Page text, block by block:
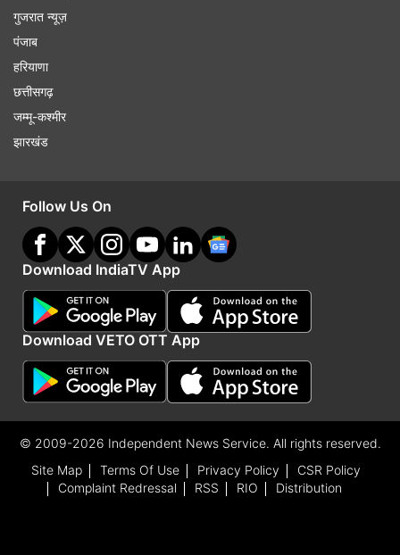
ईरान की तरफ से इजरायल पर भयंकर बमबारी की जा रही
है। इस बीच ईरान ने इजरायल के नागरिकों को धमकी दी है।
ईरान ने कहा अगर जान बचानी है तो वो जल्द से जल्द कब्जे
वाली जमीन छोड़ दें।
इजरायली हमलों से दहली ईरान की राजधानी
वहीं, ईरान पर इजरायल भी ताबड़तोड़ स्ट्राइक कर रहा है।
ईरान की राजधानी इजरायली हमलों से दहल गई है। इजरायल
ने तेहरान की कई लोकेशन पर अटैक किया है। उसके
मिलिट्री बेस और मंत्रालयों की बिल्डिंग को निशाना बनाया
है।
गुजरात न्यूज़
पंजाब
हरियाणा
छत्तीसगढ़
जम्मू-कश्मीर
झारखंड
Follow Us On
Download IndiaTV App
Download VETO OTT App
© 2009-2026 Independent News Service. All rights reserved.
Site Map
Terms Of Use Privacy Policy
CSR Policy
Complaint Redressal
RSS RIO Distribution